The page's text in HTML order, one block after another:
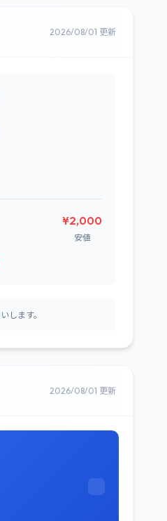
2026/08/01 更新
¥2,000
安値
します。
2026/08/01 更新